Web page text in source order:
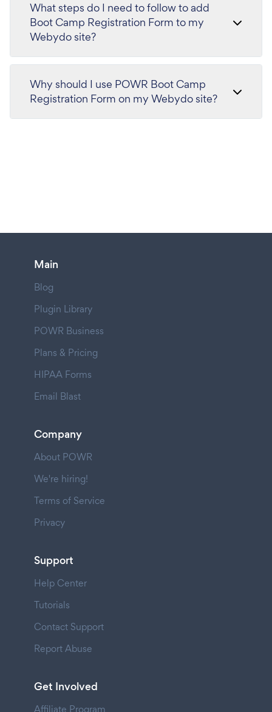
What steps do I need to follow to add
Boot Camp Registration Form to my
Webydo site?
Why should I use POWR Boot Camp
Registration Form on my Webydo site?
Main
Blog
Plugin Library
POWR Business
Plans & Pricing
HIPAA Forms
Email Blast
Company
About POWR
We're hiring!
Terms of Service
Privacy
Support
Help Center
Tutorials
Contact Support
Report Abuse
Get Involved
Affiliate Program